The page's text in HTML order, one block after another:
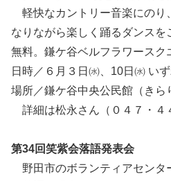
軽快なカントリー音楽にのり
なりながら楽しく踊るダンスを
無料。鎌ケ谷ベルフラワースク
日時／６月３日㈬、10日㈬ い
場所／鎌ケ谷中央公民館（きら
詳細は松永さん（０４７・４
第34回笑紫会落語発表会
野田市のボランティアセンタ